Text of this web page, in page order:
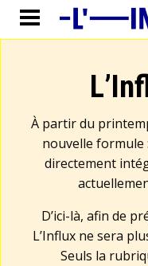
À partir du
nouvelle formule
directement
D’ici-là, afin de
L’Influx ne sera
Seuls la